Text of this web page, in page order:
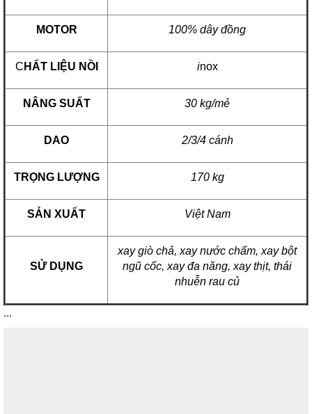
MOTOR 100% dây đồng
C HẤT LIỆU NỒI inox
NÂNG SUẤT 30 kg/mẻ
DAO 2/3/4 cánh
TRỌNG LƯỢNG 170 kg
SẢN XUẤT Việt Nam
SỬ DỤNG
xay giò chả, xay nước chấm, xay bột
ngũ cốc, xay đa năng, xay thịt, thái
nhuễn rau củ
...